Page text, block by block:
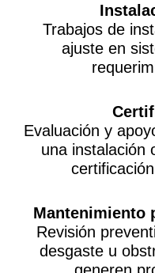
Trabajos de
ajuste en
Evaluación y
una instalación
Mantenimiento
Revisión
desgaste u